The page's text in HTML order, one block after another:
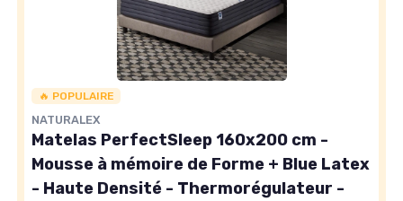
🔥 POPULAIRE
NATURALEX
Matelas PerfectSleep 160x200 cm -
Mousse à mémoire de Forme + Blue Latex
- Haute Densité - Thermorégulateur -